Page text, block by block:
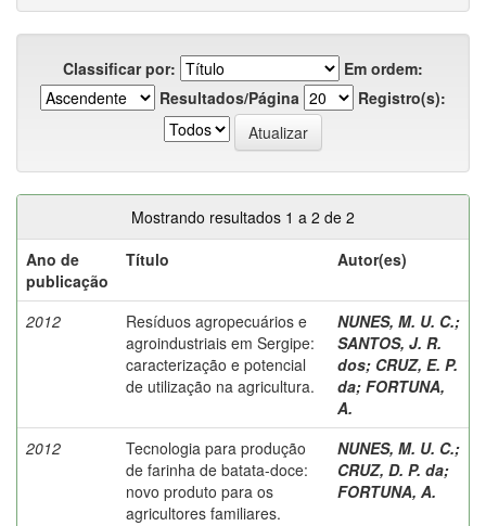
Classificar por:
Em ordem:
Resultados/Página
Registro(s):
Mostrando resultados 1 a 2 de 2
Ano de
publicação
Título Autor(es)
2012
Resíduos agropecuários e
agroindustriais em Sergipe:
caracterização e potencial
de utilização na agricultura.
NUNES, M. U. C.;
SANTOS, J. R.
dos; CRUZ, E. P.
da; FORTUNA,
A.
2012
Tecnologia para produção
de farinha de batata-doce:
novo produto para os
agricultores familiares.
NUNES, M. U. C.;
CRUZ, D. P. da;
FORTUNA, A.